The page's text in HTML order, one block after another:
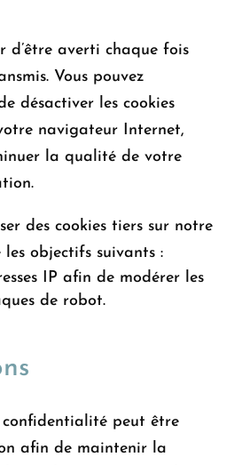
d’être averti chaque fois
Vous pouvez
désactiver les cookies
navigateur Internet,
la qualité de votre
des cookies tiers sur notre
objectifs suivants :
IP afin de modérer les
de robot.
peut être
afin de maintenir la